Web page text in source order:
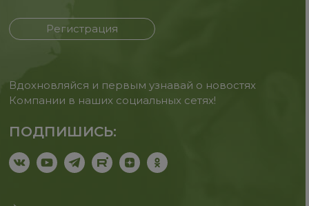
Регистрация
Вдохновляйся и первым узнавай о новостях
Компании в наших социальных сетях!
ПОДПИШИСЬ: